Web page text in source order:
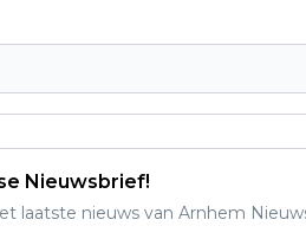
Nieuwsbrief!
laatste nieuws van Arnhem